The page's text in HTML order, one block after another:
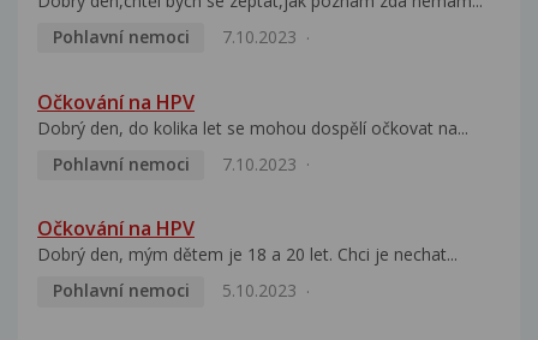
Pohlavní nemoci
7.10.2023
Očkování na HPV
Dobrý den, do kolika let se mohou dospělí očkovat na...
Pohlavní nemoci
7.10.2023
Očkování na HPV
Dobrý den, mým dětem je 18 a 20 let. Chci je nechat...
Pohlavní nemoci
5.10.2023